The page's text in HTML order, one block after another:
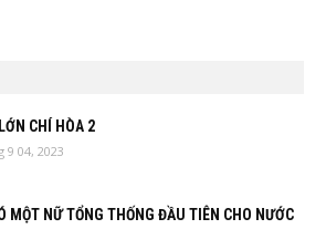
CHÍ HÒA 2
9 04, 2023
MỘT NỮ TỔNG THỐNG ĐẦU TIÊN CHO NƯỚC